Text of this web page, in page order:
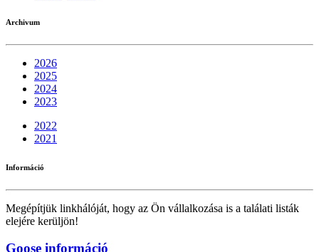
Archivum
2026
2025
2024
2023
2022
2021
Információ
Megépítjük linkhálóját, hogy az Ön vállalkozása is a találati listák
elejére kerüljön!
Goose információ